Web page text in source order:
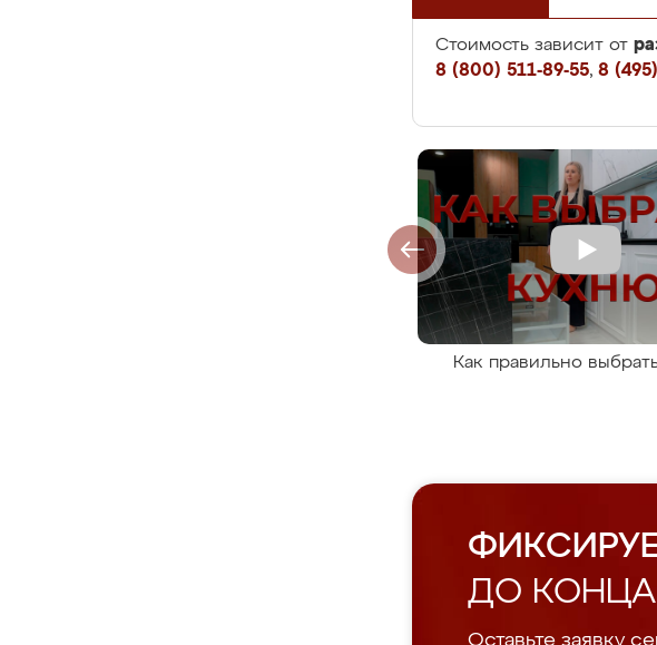
Стоимость зависит от
8 (800) 511-89-55, 8
Как правильно
ДО КОНЦА
Оставьте заявку